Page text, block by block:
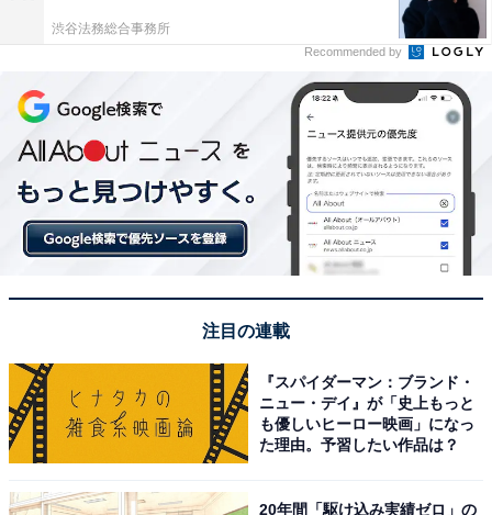
渋谷法務総合事務所
Recommended by
注目の連載
『スパイダーマン：ブランド・
ニュー・デイ』が「史上もっと
も優しいヒーロー映画」になっ
た理由。予習したい作品は？
20年間「駆け込み実績ゼロ」の